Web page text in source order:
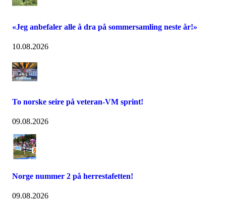
«Jeg anbefaler alle å dra på sommersamling neste år!»
10.08.2026
To norske seire på veteran-VM sprint!
09.08.2026
Norge nummer 2 på herrestafetten!
09.08.2026